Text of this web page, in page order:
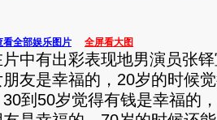
看全部娱乐图片 全屏看大图
有出彩表现地男演员张铎
友是幸福的，20岁的时候
到50岁觉得有钱是幸福的